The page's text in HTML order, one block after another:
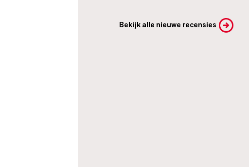
Bekijk alle nieuwe recensies